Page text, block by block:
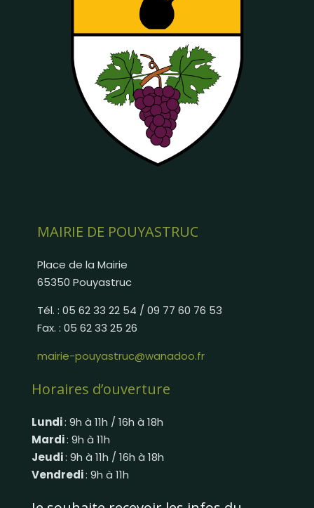
MAIRIE DE POUYASTRUC
Place de la Mairie
65350 Pouyastruc
Tél. : 05 62 33 22 54 / 09 77 60 76 53
Fax. : 05 62 33 25 26
mairie-pouyastruc@wanadoo.fr
Horaires d’ouverture
Lundi: 9h à 11h / 16h à 18h
Mardi: 9h à 11h
Jeudi: 9h à 11h / 16h à 18h
Vendredi: 9h à 11h